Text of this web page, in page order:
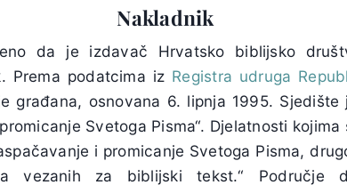
Nakladnik
da je izdavač Hrvatsko biblijsko
Prema podatcima iz Registra udruga
građana, osnovana 6. lipnja 1995.
Svetoga Pisma“. Djelatnosti
i promicanje Svetoga Pisma,
vezanih za biblijski tekst.“ Područje